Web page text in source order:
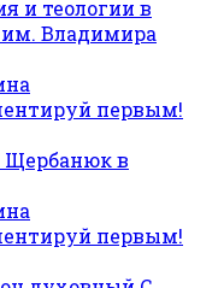
и теологии в
им. Владимира
первым!
Щербанюк в
первым!